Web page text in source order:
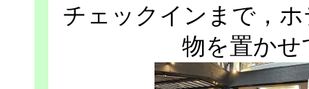
チェックインまで，
物を置か